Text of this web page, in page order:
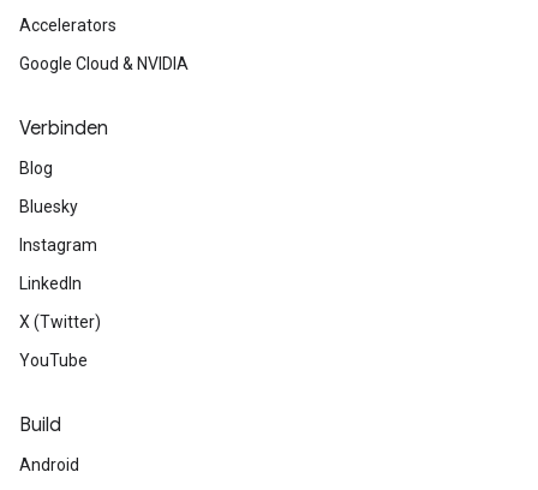
Accelerators
Google Cloud & NVIDIA
Verbinden
Blog
Bluesky
Instagram
LinkedIn
X (Twitter)
YouTube
Build
Android